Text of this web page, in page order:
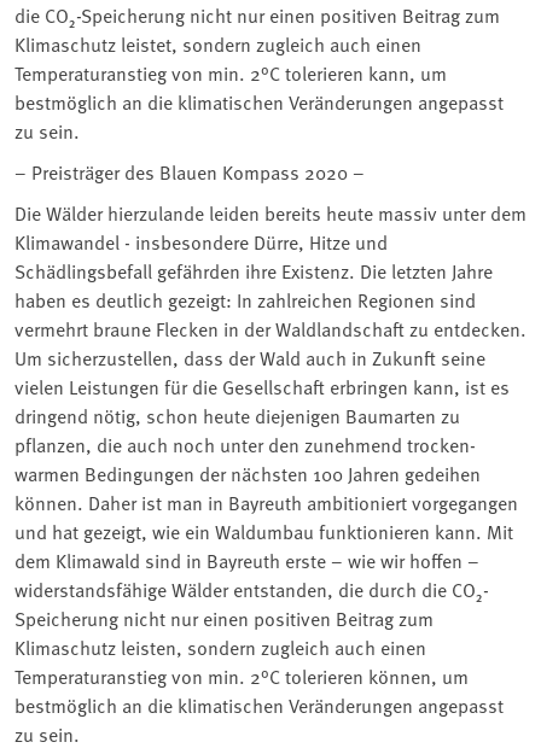
die CO₂-Speicherung nicht nur einen positiven Beitrag zum
Klimaschutz leistet, sondern zugleich auch einen
Temperaturanstieg von min. 2°C tolerieren kann, um
bestmöglich an die klimatischen Veränderungen angepasst
zu sein.
– Preisträger des Blauen Kompass 2020 –
Die Wälder hierzulande leiden bereits heute massiv unter dem
Klimawandel - insbesondere Dürre, Hitze und
Schädlingsbefall gefährden ihre Existenz. Die letzten Jahre
haben es deutlich gezeigt: In zahlreichen Regionen sind
vermehrt braune Flecken in der Waldlandschaft zu entdecken.
Um sicherzustellen, dass der Wald auch in Zukunft seine
vielen Leistungen für die Gesellschaft erbringen kann, ist es
dringend nötig, schon heute diejenigen Baumarten zu
pflanzen, die auch noch unter den zunehmend trocken-
warmen Bedingungen der nächsten 100 Jahren gedeihen
können. Daher ist man in Bayreuth ambitioniert vorgegangen
und hat gezeigt, wie ein Waldumbau funktionieren kann. Mit
dem Klimawald sind in Bayreuth erste – wie wir hoffen –
widerstandsfähige Wälder entstanden, die durch die CO₂-
Speicherung nicht nur einen positiven Beitrag zum
Klimaschutz leisten, sondern zugleich auch einen
Temperaturanstieg von min. 2°C tolerieren können, um
bestmöglich an die klimatischen Veränderungen angepasst
zu sein.